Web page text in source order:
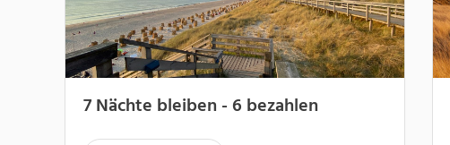
7 Nächte bleiben - 6 bezahlen